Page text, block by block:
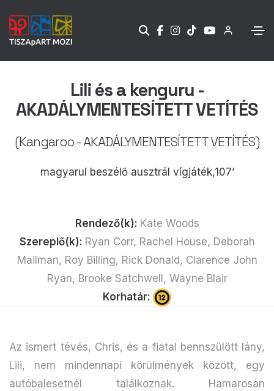
Lili és a kenguru -
AKADÁLYMENTESÍTETT VETÍTÉS
(Kangaroo - AKADÁLYMENTESÍTETT VETÍTÉS)
magyarul beszélő ausztrál vígjáték,107’
Rendező(k): Kate Woods
Szereplő(k): Ryan Corr, Rachel House, Deborah
Mailman, Roy Billing, Rick Donald, Clarence John
Ryan, Brooke Satchwell, Wayne Blair
Korhatár:
Az ismert tévés, Chris, és a fiatal bennszülött lány,
Lili, nem mindennapi körülmények között, egy
autóbalesetnél találkoznak. Hamarosan